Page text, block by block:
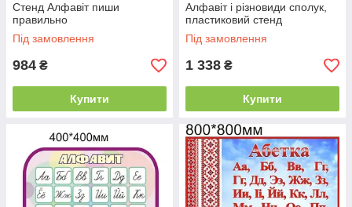
Стенд Алфавіт пиши
правильно
Під замовлення
984 ₴
Купити
Алфавіт і різновиди сполук,
пластиковий стенд
Під замовлення
1 338 ₴
Купити